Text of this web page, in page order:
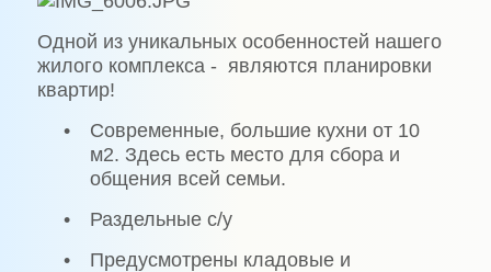
Одной из уникальных особенностей нашего
жилого комплекса - являются планировки
квартир!
•
Современные, большие кухни от 10
м2. Здесь есть место для сбора и
общения всей семьи.
•
Раздельные с/у
•
Предусмотрены кладовые и